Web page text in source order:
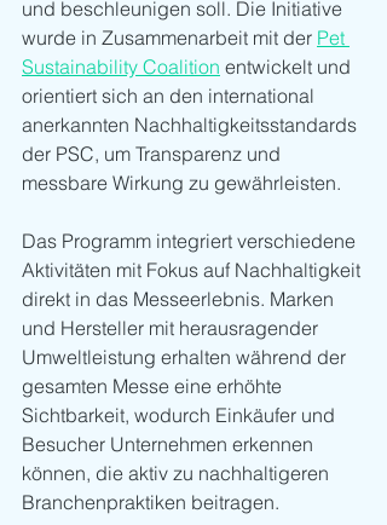
und beschleunigen soll. Die Initiative
wurde in Zusammenarbeit mit der Pet
Sustainability Coalition entwickelt und
orientiert sich an den international
anerkannten Nachhaltigkeitsstandards
der PSC, um Transparenz und
messbare Wirkung zu gewährleisten.
Das Programm integriert verschiedene
Aktivitäten mit Fokus auf Nachhaltigkeit
direkt in das Messeerlebnis. Marken
und Hersteller mit herausragender
Umweltleistung erhalten während der
gesamten Messe eine erhöhte
Sichtbarkeit, wodurch Einkäufer und
Besucher Unternehmen erkennen
können, die aktiv zu nachhaltigeren
Branchenpraktiken beitragen.